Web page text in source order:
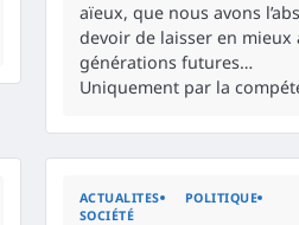
aïeux, que nous avons
devoir de laisser en mieux
générations futures…
Uniquement par la
ACTUALITES
POLITIQUE
SOCIÉTÉ